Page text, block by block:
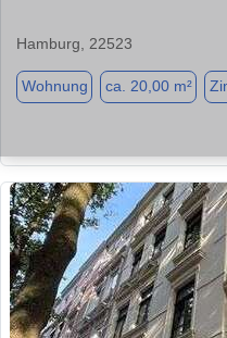
Hamburg, 22523
Wohnung ca. 20,00 m²